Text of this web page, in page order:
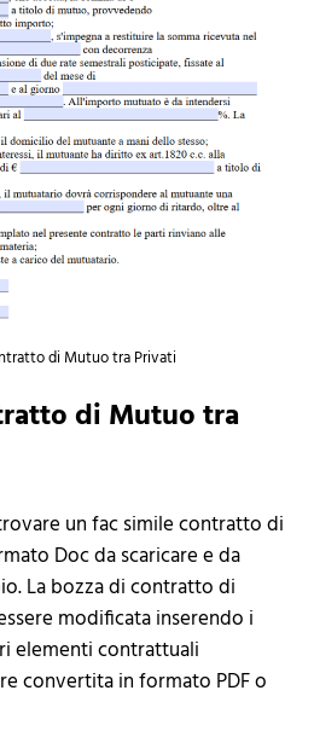
di Mutuo tra Privati
di Mutuo tra
un fac simile contratto di
Doc da scaricare e da
La bozza di contratto di
modificata inserendo i
elementi contrattuali
convertita in formato PDF o